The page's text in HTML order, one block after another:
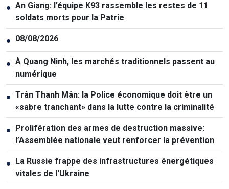
● An Giang: l’équipe K93 rassemble les restes de 11
soldats morts pour la Patrie
● 08/08/2026
● À Quang Ninh, les marchés traditionnels passent au
numérique
● Trân Thanh Mân: la Police économique doit être un
«sabre tranchant» dans la lutte contre la criminalité
● Prolifération des armes de destruction massive:
l’Assemblée nationale veut renforcer la prévention
● La Russie frappe des infrastructures énergétiques
vitales de l'Ukraine